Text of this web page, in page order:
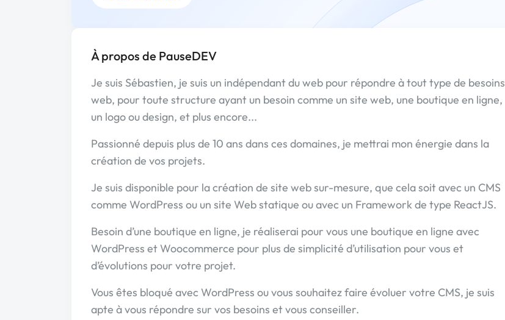
À propos de PauseDEV
Je suis Sébastien, je suis un indépendant du web pour répondre à tout type de besoins
web, pour toute structure ayant un besoin comme un site web, une boutique en ligne,
un logo ou design, et plus encore...
Passionné depuis plus de 10 ans dans ces domaines, je mettrai mon énergie dans la
création de vos projets.
Je suis disponible pour la création de site web sur-mesure, que cela soit avec un CMS
comme WordPress ou un site Web statique ou avec un Framework de type ReactJS.
Besoin d’une boutique en ligne, je réaliserai pour vous une boutique en ligne avec
WordPress et Woocommerce pour plus de simplicité d’utilisation pour vous et
d’évolutions pour votre projet.
Vous êtes bloqué avec WordPress ou vous souhaitez faire évoluer votre CMS, je suis
apte à vous répondre sur vos besoins et vous conseiller.